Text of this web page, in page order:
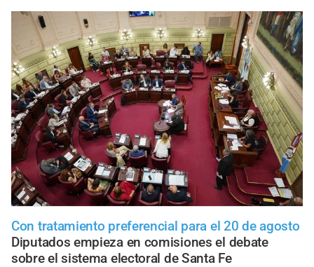
Con tratamiento preferencial para el 20 de agosto
Diputados empieza en comisiones el debate
sobre el sistema electoral de Santa Fe